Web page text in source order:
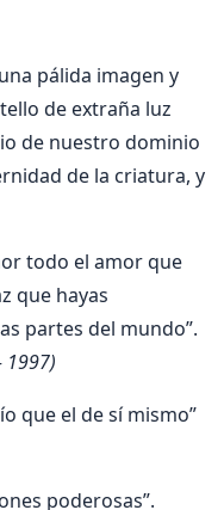
pálida imagen y
de extraña luz
de nuestro dominio
de la criatura, y
todo el amor que
que hayas
partes del mundo”.
1997)
que el de sí mismo”
poderosas”.